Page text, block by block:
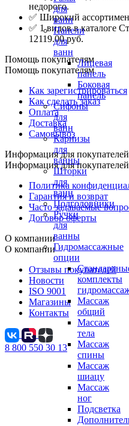
для
ванн
Панели
для
ванн
Лицевая
панель
Боковая
панель
Сифоны
для
ванн
Карнизы
для
ванны
Шторки
для
ванн
Подголовники
Ручки
для
ванны
Гидромассажные
опции
комплекты
Массаж
общий
Массаж
тела
Массаж
спины
Массаж
шиацу
Массаж
ног
Подсветка
недорого.
✅ Широкий
✅ 1 видов в каталоге
12119.00 руб.
Помощь покупателям
Помощь покупателям
Как зарегистрироваться
Как сделать заказ
Оплата
Доставка
Самовывоз
Информация для покупателей
Информация для покупателей
Политика
Гарантия и возврат
Часто задаваемые
Договор оферты
О компании
О компании
Отзывы покупателей
Новости
ISO 9001
Магазины
Контакты
8 800 550 30 13